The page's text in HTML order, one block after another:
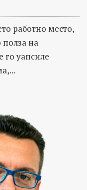
работно место,
полза на
го уапсиле